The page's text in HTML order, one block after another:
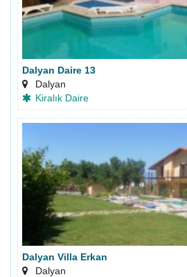
Dalyan Daire 13
Dalyan
Kiralık Daire
Dalyan Villa Erkan
Dalyan